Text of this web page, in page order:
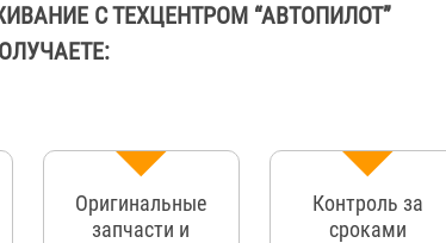
С ТЕХЦЕНТРОМ “АВТОПИЛОТ”
Оригинальные
запчасти и
Контроль за
сроками